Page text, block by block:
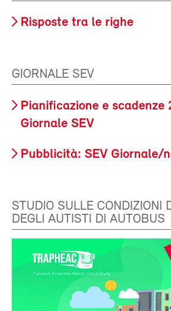
Risposte tra le righe
GIORNALE SEV
Pianificazione e scadenze
Giornale SEV
Pubblicità: SEV Giornale/
STUDIO SULLE CONDIZIONI
DEGLI AUTISTI DI AUTOBUS